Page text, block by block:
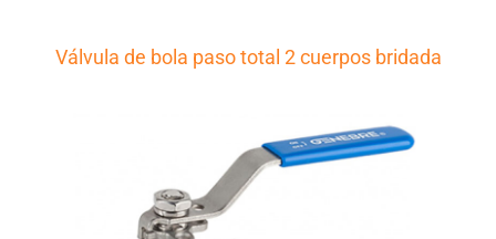
Válvula de bola paso total 2 cuerpos bridada